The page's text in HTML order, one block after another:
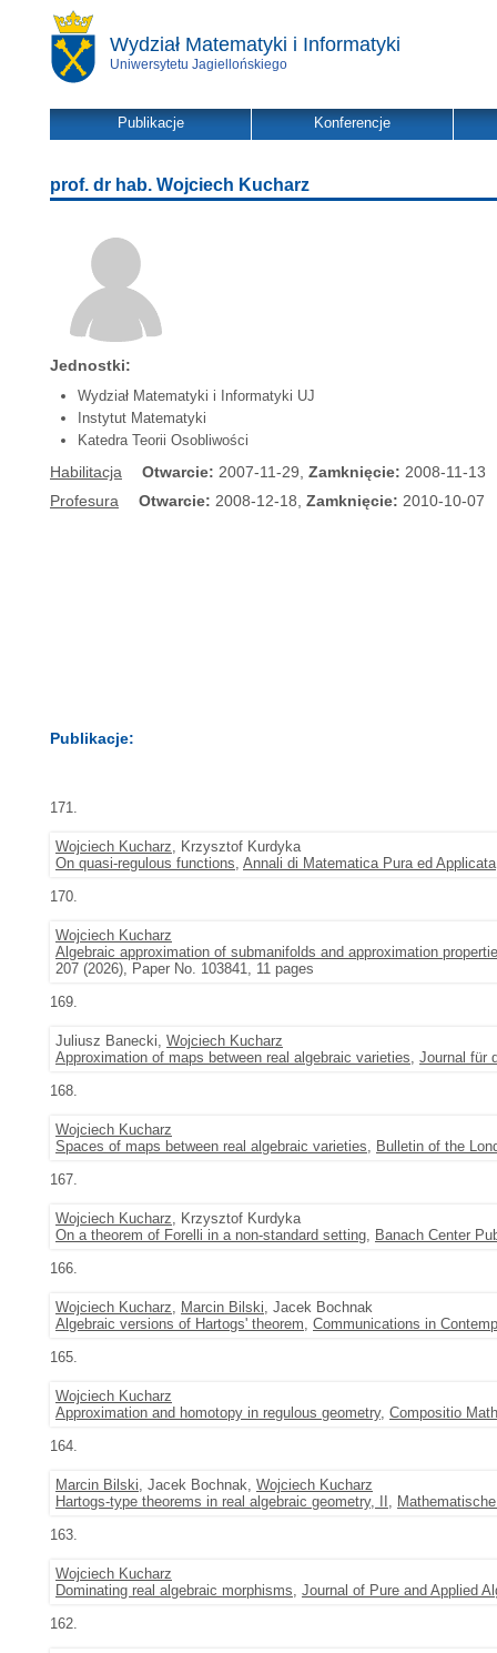
Wydział Matematyki i Informatyki
Uniwersytetu Jagiellońskiego
Publikacje Konferencje
prof. dr hab. Wojciech Kucharz
Jednostki:
Wydział Matematyki i Informatyki UJ
Instytut Matematyki
Katedra Teorii Osobliwości
Habilitacja Otwarcie: 2007-11-29, Zamknięcie: 2008-11-13
Profesura
Otwarcie: 2008-12-18, Zamknięcie: 2010-10-07
Publikacje:
171.
Wojciech Kucharz, Krzysztof Kurdyka
On quasi-regulous functions, Annali di Matematica Pura ed Applicata
170.
Wojciech Kucharz
Algebraic approximation of submanifolds and approximation
207 (2026), Paper No. 103841, 11 pages
169.
Juliusz Banecki, Wojciech Kucharz
Approximation of maps between real algebraic varieties, Journal für
168.
Wojciech Kucharz
Spaces of maps between real algebraic varieties, Bulletin of the
167.
Wojciech Kucharz, Krzysztof Kurdyka
On a theorem of Forelli in a non-standard setting, Banach Center
166.
Wojciech Kucharz, Marcin Bilski, Jacek Bochnak
Algebraic versions of Hartogs' theorem, Communications in
165.
Wojciech Kucharz
Approximation and homotopy in regulous geometry, Compositio
164.
Marcin Bilski, Jacek Bochnak, Wojciech Kucharz
Hartogs-type theorems in real algebraic geometry, II ,
163.
Wojciech Kucharz
Dominating real algebraic morphisms, Journal of Pure and Applied
162.